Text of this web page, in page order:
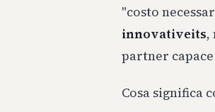
"costo
innovativeits,
partner
Cosa significa